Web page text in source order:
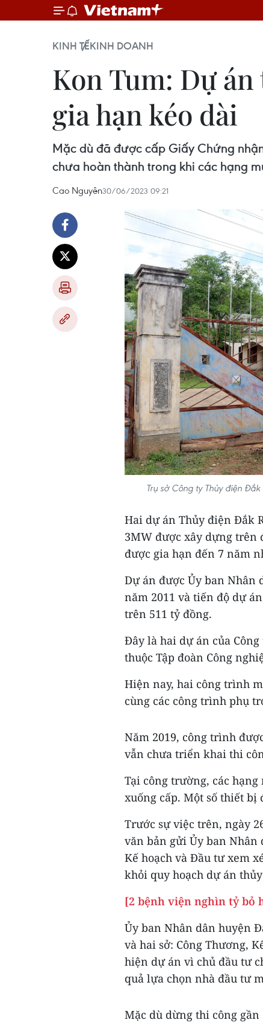
KINH TẾKINH DOANH
Kon Tum: Dự
gia hạn kéo dài
Mặc dù đã được cấp Giấy Chứng
chưa hoàn thành trong khi các hạng
Cao Nguyên30/06/2023 09:21
Trụ sở Công ty Thủy điện
Hai dự án Thủy điện Đắk
3MW được xây dựng trên
được gia hạn đến 7 năm
Dự án được Ủy ban Nhân
năm 2011 và tiến độ dự
trên 511 tỷ đồng.
Đây là hai dự án của
thuộc Tập đoàn Công
Hiện nay, hai công trình
cùng các công trình phụ
Năm 2019, công trình
vẫn chưa triển khai thi
Tại công trường, các
xuống cấp. Một số thiết bị
Trước sự việc trên, ngày
văn bản gửi Ủy ban Nhân
Kế hoạch và Đầu tư xem
khỏi quy hoạch dự án
[2 bệnh viện nghìn tỷ bỏ
Ủy ban Nhân dân huyện
và hai sở: Công Thương,
hiện dự án vì chủ đầu tư
quả lựa chọn nhà đầu tư
Mặc dù dừng thi công